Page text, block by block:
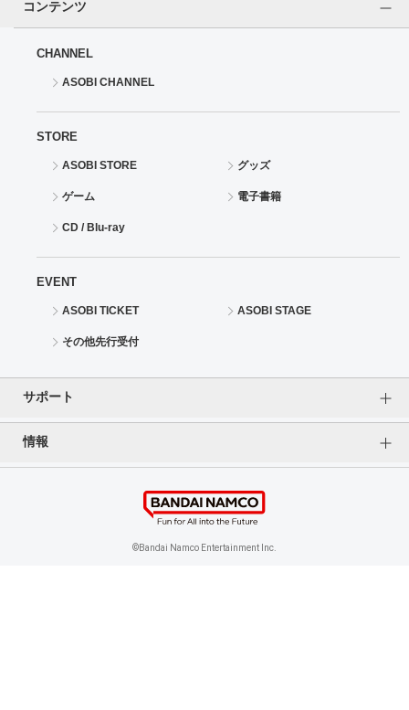
コンテンツ
CHANNEL
ASOBI CHANNEL
STORE
ASOBI STORE グッズ
ゲーム 電子書籍
CD / Blu-ray
EVENT
ASOBI TICKET ASOBI STAGE
その他先行受付
サポート
情報
個人情報保護方針
特定商取引法に基づく表記 企業情報
©Bandai Namco Entertainment Inc.